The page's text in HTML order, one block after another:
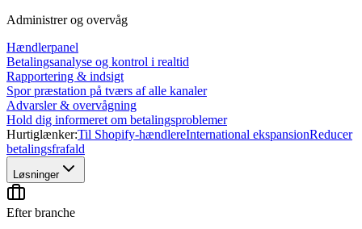
Administrer og overvåg
Hændlerpanel
Betalingsanalyse og kontrol i realtid
Rapportering & indsigt
Spor præstation på tværs af alle kanaler
Advarsler & overvågning
Hold dig informeret om betalingsproblemer
Hurtiglænker:Til Shopify-hændlereInternational ekspansionReducer
betalingsfrafald
Løsninger
Efter branche